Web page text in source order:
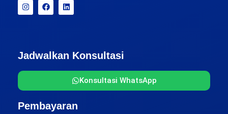
Jadwalkan Konsultasi
Konsultasi WhatsApp
Pembayaran